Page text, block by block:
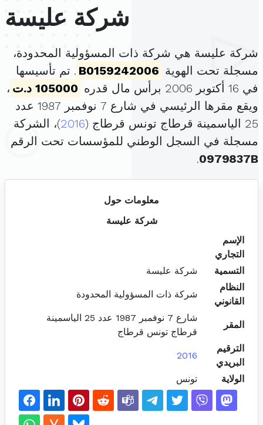
شركة عليسة
شركة عليسة هي شركة ذات المسؤولية المحدودة،
مسجلة تحت الهوية B0159242006 . تم تأسيسها
في 16 أكتوبر 2006 برأس مال قدره
105000 د.ت
،
ويقع مقرها الرئيسي في شارع 7 نوفمبر 1987 عدد
25 الياسمينة قرطاج تونس قرطاج (
2016)، الشركة
مسجلة في السجل الوطني للمؤسسات تحت الرقم
0979837B
.
معلومات حول
شركة عليسة
الإسم
التجاري
التسمية
شركة عليسة
النظام
القانوني
شركة ذات المسؤولية المحدودة
المقر
شارع 7 نوفمبر 1987 عدد 25 الياسمينة
قرطاج تونس قرطاج
الترقيم
البريدي
2016
الولاية تونس